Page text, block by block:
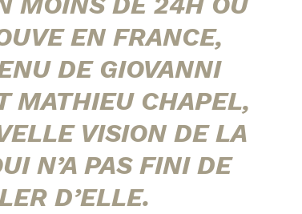
EN FRANCE,
DE GIOVANNI
MATHIEU CHAPEL,
VISION DE LA
N’A PAS FINI DE
D’ELLE.